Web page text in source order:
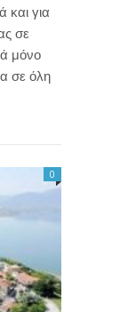
και για
σε
μόνο
σε όλη
0